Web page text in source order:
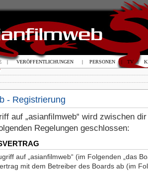
- Registrierung
auf „asianfilmweb“ wird zwischen
Regelungen geschlossen:
auf „asianfilmweb“ (im Folgenden „das
mit dem Betreiber des Boards ab (im
| VERÖFFENTLICHUNGEN | PERSONEN | TV |